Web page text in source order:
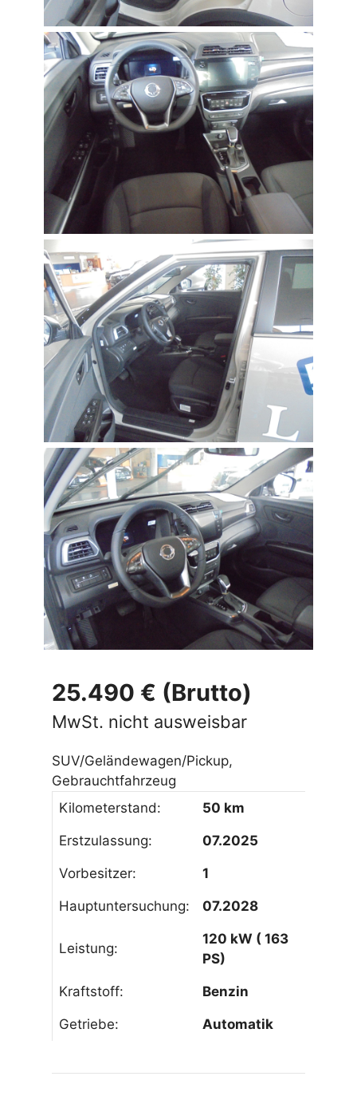
25.490 € (Brutto)
MwSt. nicht ausweisbar
SUV/Geländewagen/Pickup,
Gebrauchtfahrzeug
Kilometerstand:
50 km
Erstzulassung: 07.2025
Vorbesitzer: 1
Hauptuntersuchung: 07.2028
Leistung:
120 kW ( 163
PS)
Kraftstoff: Benzin
Getriebe: Automatik